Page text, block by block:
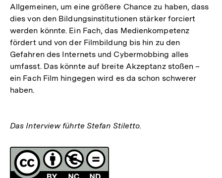
Allgemeinen, um eine größere Chance zu haben, dass
dies von den Bildungsinstitutionen stärker forciert
werden könnte. Ein Fach, das Medienkompetenz
fördert und von der Filmbildung bis hin zu den
Gefahren des Internets und Cybermobbing alles
umfasst. Das könnte auf breite Akzeptanz stoßen –
ein Fach Film hingegen wird es da schon schwerer
haben.
Das Interview führte Stefan Stiletto.
Fussnoten
Lizenz